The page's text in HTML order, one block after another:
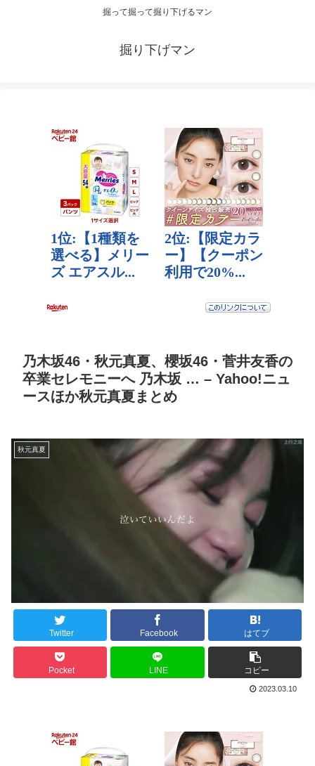
掘って掘って掘り下げるマン
掘り下げマン
乃木坂46・秋元真夏、櫻坂46・菅井友香の
卒業セレモニーへ 乃木坂 … – Yahoo!ニュ
ースほか秋元真夏まとめ
秋元真夏
Twitter Facebook はてブ
Pocket LINE コピー
2023.03.10